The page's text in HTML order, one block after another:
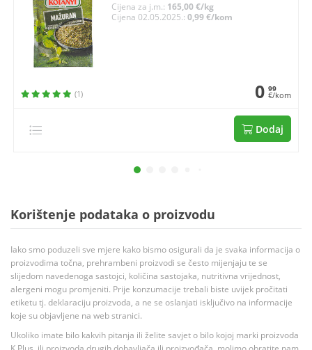
Cijena za j.m.: 165,00 €/kg
Cijena 02.05.2025.:0,99 €/kom
(1) 0 99
€/kom
Dodaj
Korištenje podataka o proizvodu
Iako smo poduzeli sve mjere kako bismo osigurali da je svaka informacija o
proizvodima točna, prehrambeni proizvodi se često mijenjaju te se
slijedom navedenoga sastojci, količina sastojaka, nutritivna vrijednost,
alergeni mogu promjeniti. Prije konzumacije trebali biste uvijek pročitati
etiketu tj. deklaraciju proizvoda, a ne se oslanjati isključivo na informacije
koje su objavljene na web stranici.
Ukoliko imate bilo kakvih pitanja ili želite savjet o bilo kojoj marki proizvoda